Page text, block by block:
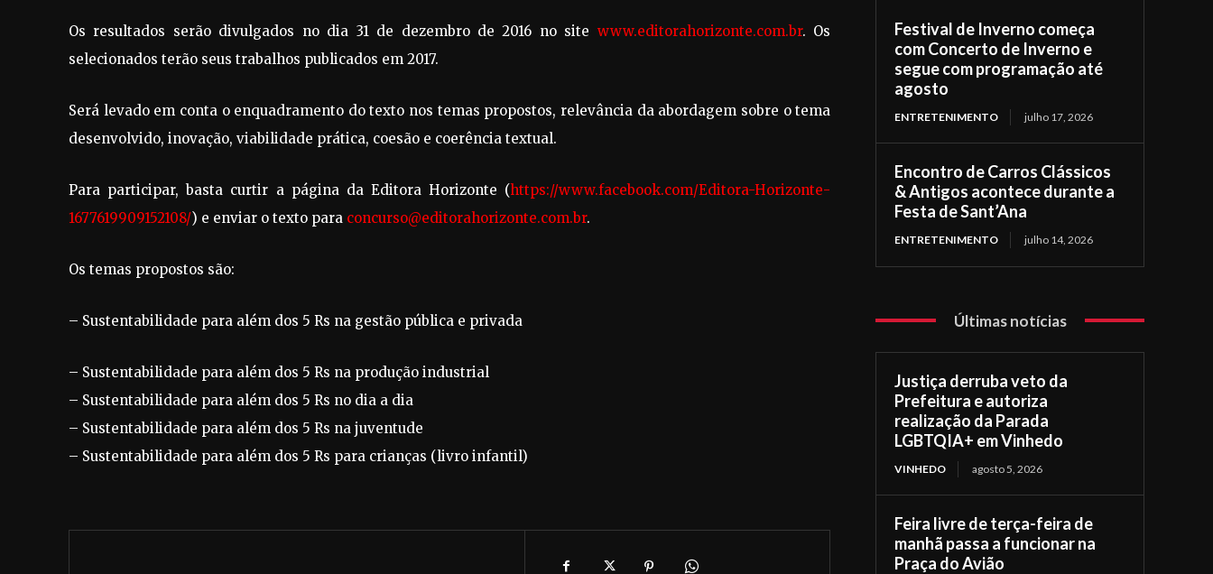
Os resultados serão divulgados no dia 31 de dezembro de 2016 no site www.editorahorizonte.com.br. Os
selecionados terão seus trabalhos publicados em 2017.
Será levado em conta o enquadramento do texto nos temas propostos, relevância da abordagem sobre o tema
desenvolvido, inovação, viabilidade prática, coesão e coerência textual.
Para participar, basta curtir a página da Editora Horizonte (https://www.facebook.com/Editora-Horizonte-
1677619909152108/) e enviar o texto para concurso@editorahorizonte.com.br.
Os temas propostos são:
– Sustentabilidade para além dos 5 Rs na gestão pública e privada
– Sustentabilidade para além dos 5 Rs na produção industrial
– Sustentabilidade para além dos 5 Rs no dia a dia
– Sustentabilidade para além dos 5 Rs na juventude
– Sustentabilidade para além dos 5 Rs para crianças (livro infantil)
Festival de Inverno começa
com Concerto de Inverno e
segue com programação até
agosto
ENTRETENIMENTO julho 17, 2026
Encontro de Carros Clássicos
& Antigos acontece durante a
Festa de Sant’Ana
ENTRETENIMENTO julho 14, 2026
Últimas notícias
Justiça derruba veto da
Prefeitura e autoriza
realização da Parada
LGBTQIA+ em Vinhedo
VINHEDO agosto 5, 2026
Feira livre de terça-feira de
manhã passa a funcionar na
Praça do Avião